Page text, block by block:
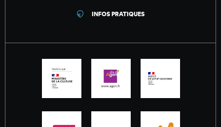
INFOS PRATIQUES